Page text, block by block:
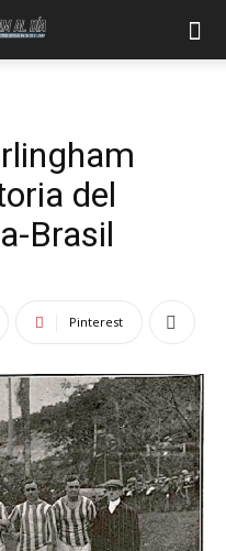
del
Brasil
Pinterest